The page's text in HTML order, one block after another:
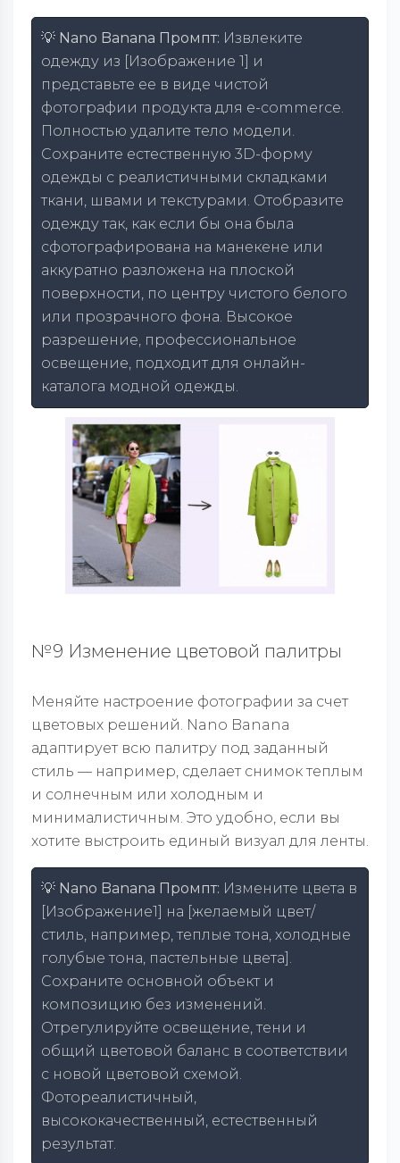
💡 Nano Banana Промпт: Извлеките
одежду из [Изображение 1] и
представьте ее в виде чистой
фотографии продукта для e-commerce.
Полностью удалите тело модели.
Сохраните естественную 3D-форму
одежды с реалистичными складками
ткани, швами и текстурами. Отобразите
одежду так, как если бы она была
сфотографирована на манекене или
аккуратно разложена на плоской
поверхности, по центру чистого белого
или прозрачного фона. Высокое
разрешение, профессиональное
освещение, подходит для онлайн-
каталога модной одежды.
№9 Изменение цветовой палитры
Меняйте настроение фотографии за счет
цветовых решений. Nano Banana
адаптирует всю палитру под заданный
стиль — например, сделает снимок теплым
и солнечным или холодным и
минималистичным. Это удобно, если вы
хотите выстроить единый визуал для ленты.
💡 Nano Banana Промпт: Измените цвета в
[Изображение1] на [желаемый цвет/
стиль, например, теплые тона, холодные
голубые тона, пастельные цвета].
Сохраните основной объект и
композицию без изменений.
Отрегулируйте освещение, тени и
общий цветовой баланс в соответствии
с новой цветовой схемой.
Фотореалистичный,
высококачественный, естественный
результат.